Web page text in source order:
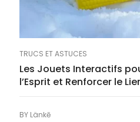
TRUCS ET ASTUCES
Les Jouets Interactifs
l’Esprit et Renforcer le
BY Länkē